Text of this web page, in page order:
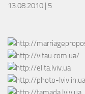
13.08.2010 | 5